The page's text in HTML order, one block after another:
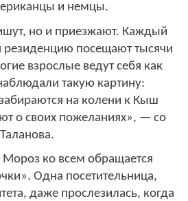
и немцы.
но и приезжают. Каждый
резиденцию посещают тысячи
взрослые ведут себя как
такую картину:
на колени к Кыш
о своих пожеланиях», — со
Мороз ко всем обращается
Одна посетительница,
даже прослезилась, когда